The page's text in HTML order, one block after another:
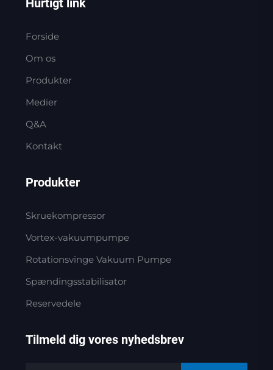
Forside
Om os
Produkter
Medier
Q&A
Kontakt
Produkter
Skruekompressor
Vortex-vakuumpumpe
Rotationsvinge Vakuum Pumpe
Spændingsstabilisator
Reservedele
Tilmeld dig vores nyhedsbrev